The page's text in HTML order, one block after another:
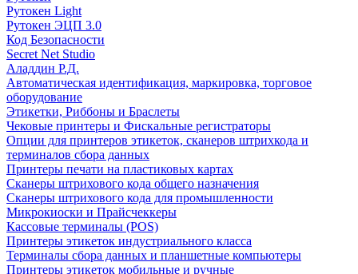
Рутокен Light
Рутокен ЭЦП 3.0
Код Безопасности
Secret Net Studio
Аладдин Р.Д.
Автоматическая идентификация, маркировка, торговое
оборудование
Этикетки, Риббоны и Браслеты
Чековые принтеры и Фискальные регистраторы
Опции для принтеров этикеток, сканеров штрихкода и
терминалов сбора данных
Принтеры печати на пластиковых картах
Сканеры штрихового кода общего назначения
Сканеры штрихового кода для промышленности
Микрокиоски и Прайсчеккеры
Кассовые терминалы (POS)
Принтеры этикеток индустриального класса
Терминалы сбора данных и планшетные компьютеры
Принтеры этикеток мобильные и ручные